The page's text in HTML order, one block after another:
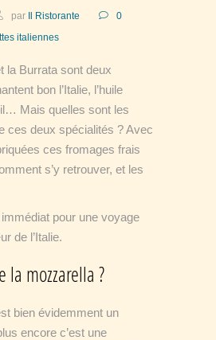
par Il Ristorante
0
italiennes
la Burrata sont deux
bon l’Italie, l’huile
Mais quelles sont les
ces deux spécialités ? Avec
ces fromages frais
s’y retrouver, et les
pour une voyage
de l’Italie.
la mozzarella ?
bien évidemment un
encore c’est une